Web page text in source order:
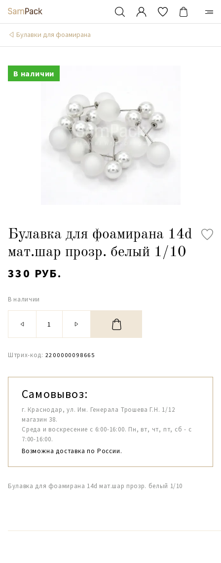
Булавки для фоамирана
В наличии
Булавка для фоамирана 14d
мат.шар прозр. белый 1/10
330 РУБ.
В наличии
Штрих-код: 2200000098665
Самовывоз:
г. Краснодар, ул. Им. Генерала Трошева Г.Н. 1/12
магазин 38.
Среда и воскресение с 6:00-16:00. Пн, вт, чт, пт, сб - с
7:00-16:00.
Возможна доставка по России.
Булавка для фоамирана 14d мат.шар прозр. белый 1/10